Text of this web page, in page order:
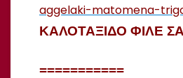
aggelaki-matomena-
ΚΑΛΟΤΑΞΙΔΟ ΦΙΛΕ
===========